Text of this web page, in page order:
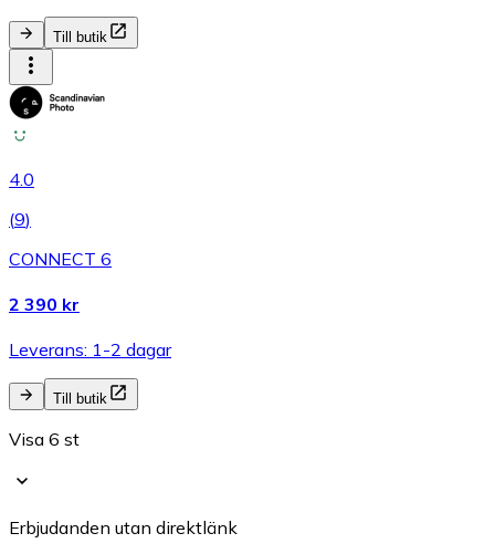
Till butik
4.0
(9)
CONNECT 6
2 390 kr
Leverans: 1-2 dagar
Till butik
Visa 6 st
Erbjudanden utan direktlänk